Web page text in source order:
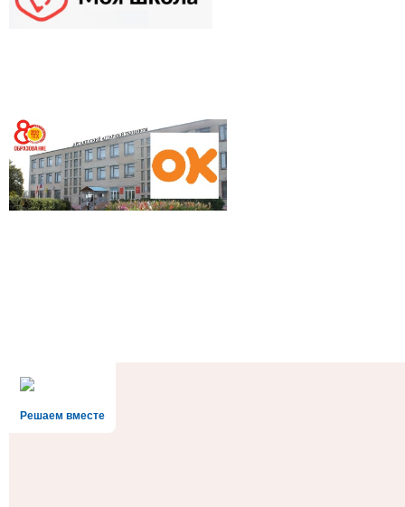
Решаем вместе